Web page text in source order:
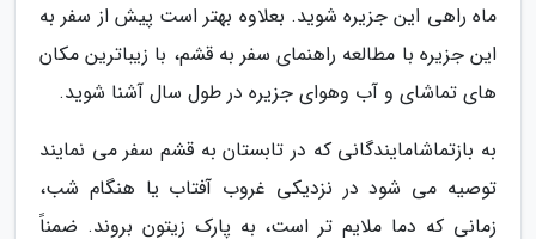
ماه راهی این جزیره شوید. بعلاوه بهتر است پیش از سفر به
این جزیره با مطالعه راهنمای سفر به قشم، با زیباترین مکان
های تماشای و آب وهوای جزیره در طول سال آشنا شوید.
به بازتماشامایندگانی که در تابستان به قشم سفر می نمایند
توصیه می شود در نزدیکی غروب آفتاب یا هنگام شب،
زمانی که دما ملایم تر است، به پارک زیتون بروند. ضمناً